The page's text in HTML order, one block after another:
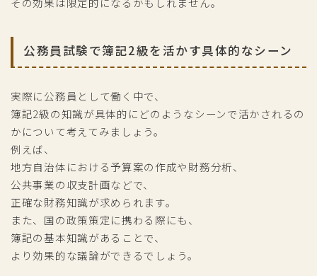
公務員試験で簿記2級を活かす具体的なシーン
実際に公務員として働く中で、
簿記2級の知識が具体的にどのようなシーンで活かされるの
かについて考えてみましょう。
例えば、
地方自治体における予算案の作成や財務分析、
公共事業の収支計画などで、
正確な財務知識が求められます。
また、国の政策策定に携わる際にも、
簿記の基本知識があることで、
より効果的な議論ができるでしょう。